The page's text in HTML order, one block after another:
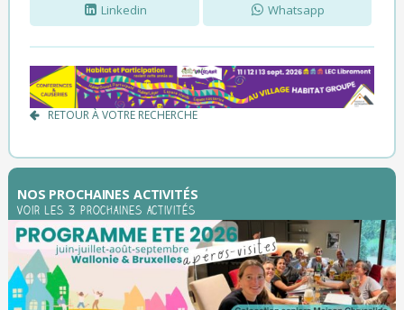
Linkedin Whatsapp
RETOUR À VOTRE RECHERCHE
NOS PROCHAINES ACTIVITÉS
Voir les 3 prochaines activités